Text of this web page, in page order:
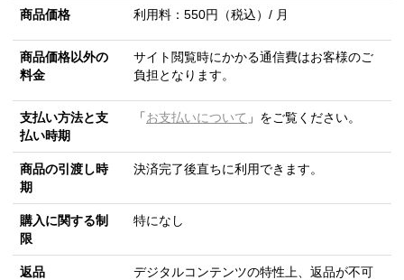
商品価格 利用料：550円（税込）/ 月
商品価格以外の
料金
サイト閲覧時にかかる通信費はお客様のご
負担となります。
支払い方法と支
払い時期
「お支払いについて 」をご覧ください。
商品の引渡し時
期
決済完了後直ちに利用できます。
購入に関する制
限
特になし
返品
デジタルコンテンツの特性上、返品が不可